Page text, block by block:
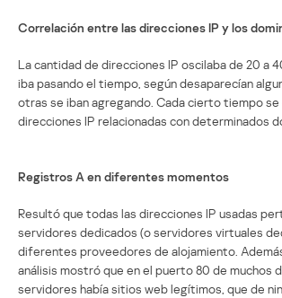
Correlación entre las direcciones IP y los
La cantidad de direcciones IP oscilaba de 20 a
iba pasando el tiempo, según desaparecían
otras se iban agregando. Cada cierto tiempo se
direcciones IP relacionadas con determinados
Registros A en diferentes momentos
Resultó que todas las direcciones IP usadas
servidores dedicados (o servidores virtuales
diferentes proveedores de alojamiento.
análisis mostró que en el puerto 80 de muchos
servidores había sitios web legítimos, que de